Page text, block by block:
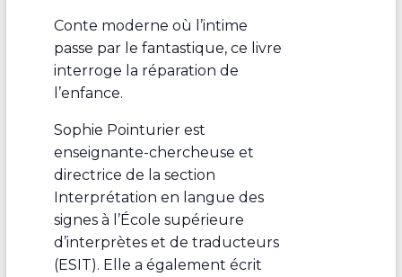
Conte moderne où l’intime
passe par le fantastique, ce livre
interroge la réparation de
l’enfance.
Sophie Pointurier est
enseignante-chercheuse et
directrice de la section
Interprétation en langue des
signes à l’École supérieure
d’interprètes et de traducteurs
(ESIT). Elle a également écrit